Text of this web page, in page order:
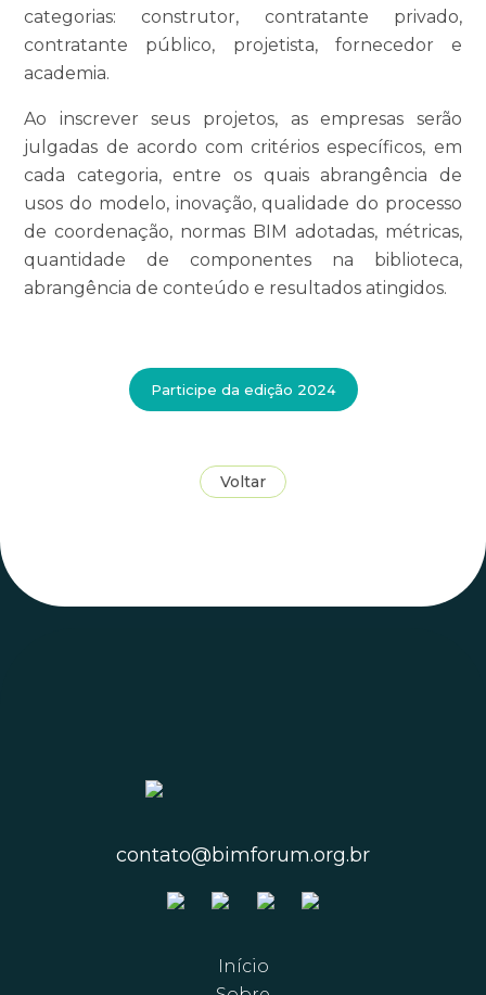
categorias: construtor, contratante privado,
contratante público, projetista, fornecedor e
academia.
Ao inscrever seus projetos, as empresas serão
julgadas de acordo com critérios específicos, em
cada categoria, entre os quais abrangência de
usos do modelo, inovação, qualidade do processo
de coordenação, normas BIM adotadas, métricas,
quantidade de componentes na biblioteca,
abrangência de conteúdo e resultados atingidos.
Participe da edição 2024
Voltar
contato@bimforum.org.br
Início